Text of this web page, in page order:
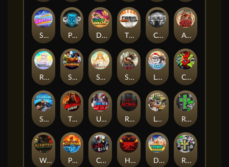
Superstar Sevens PRAY FOR SIX Danny Dollar TOSHI WAYS CLUB CIRCLE OF LIFE ARMY OF ARES
RAINBOW PRINCESS STEAMRUNNERS SUN PRINCESS SPEAR OF ATHENA LE SANTA CHAOS CREW 3
STORMBORN THE WILDWOOD CURSE Ultimate Slot of America Reign of Rome Le Bandit Rad Maxx
Wanted Dead or a Wild Phoenix Cash Crew Hounds Of Hell Divine Drop RIP City